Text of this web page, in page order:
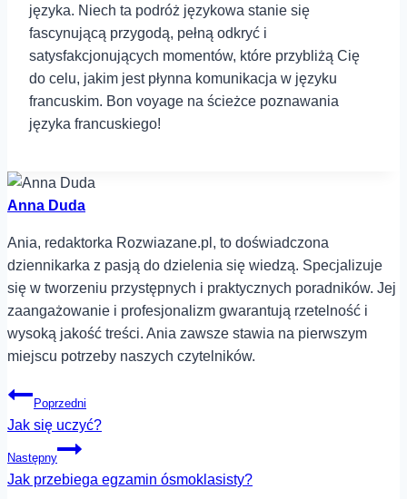
języka. Niech ta podróż językowa stanie się
fascynującą przygodą, pełną odkryć i
satysfakcjonujących momentów, które przybliżą⁣ Cię
do celu, jakim jest płynna komunikacja w języku
francuskim. Bon voyage na ścieżce poznawania
języka francuskiego!
Anna Duda
Ania, redaktorka Rozwiazane.pl, to doświadczona
dziennikarka z pasją do dzielenia się wiedzą. Specjalizuje
się w tworzeniu przystępnych i praktycznych poradników. Jej
zaangażowanie i profesjonalizm gwarantują rzetelność i
wysoką jakość treści. Ania zawsze stawia na pierwszym
miejscu potrzeby naszych czytelników.
Nawigacja
wpisu
Poprzedni
Jak się uczyć?
Następny
Jak przebiega egzamin ósmoklasisty?